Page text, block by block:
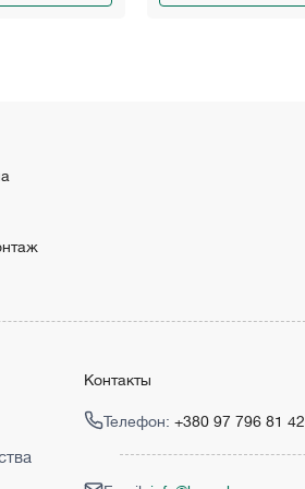
Контакты
Телефон: +380 97 796 81 42